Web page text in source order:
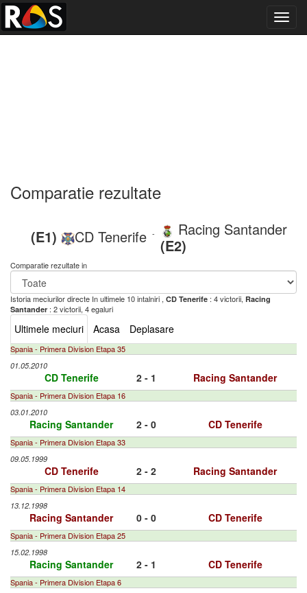
Comparatie rezultate
(E1) CD Tenerife -
Racing Santander
(E2)
Comparatie rezultate in
Istoria meciurilor directe In ultimele 10 intalniri , CD Tenerife : 4 victorii, Racing
Santander : 2 victorii, 4 egaluri
Ultimele meciuri Acasa Deplasare
Spania - Primera Division Etapa 35
01.05.2010
CD Tenerife 2 - 1 Racing Santander
Spania - Primera Division Etapa 16
03.01.2010
Racing Santander 2 - 0 CD Tenerife
Spania - Primera Division Etapa 33
09.05.1999
CD Tenerife 2 - 2 Racing Santander
Spania - Primera Division Etapa 14
13.12.1998
Racing Santander 0 - 0 CD Tenerife
Spania - Primera Division Etapa 25
15.02.1998
Racing Santander 2 - 1 CD Tenerife
Spania - Primera Division Etapa 6